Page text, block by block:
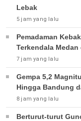
Lebak
5 jam yang lalu
Pemadaman
Terkendala
7 jam yang lalu
Gempa 5,2
Hingga Bandung
8 jam yang lalu
Berturut-turut